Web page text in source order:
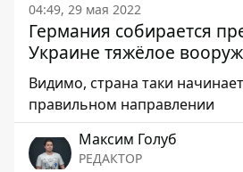
04:49, 29 мая 2022
Германия собирается
Украине тяжёлое
Видимо, страна таки
правильном направлении
Максим Голуб
РЕДАКТОР